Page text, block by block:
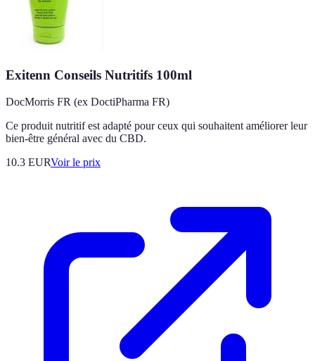
Exitenn Conseils Nutritifs 100ml
DocMorris FR (ex DoctiPharma FR)
Ce produit nutritif est adapté pour ceux qui souhaitent améliorer leur
bien-être général avec du CBD.
10.3 EURVoir le prix